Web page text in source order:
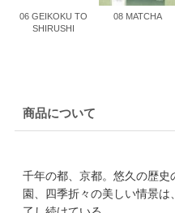
06 GEIKOKU TO
SHIRUSHI
08 MATCHA
商品について
千年の都、京都。悠久の歴
園、四季折々の美しい情景